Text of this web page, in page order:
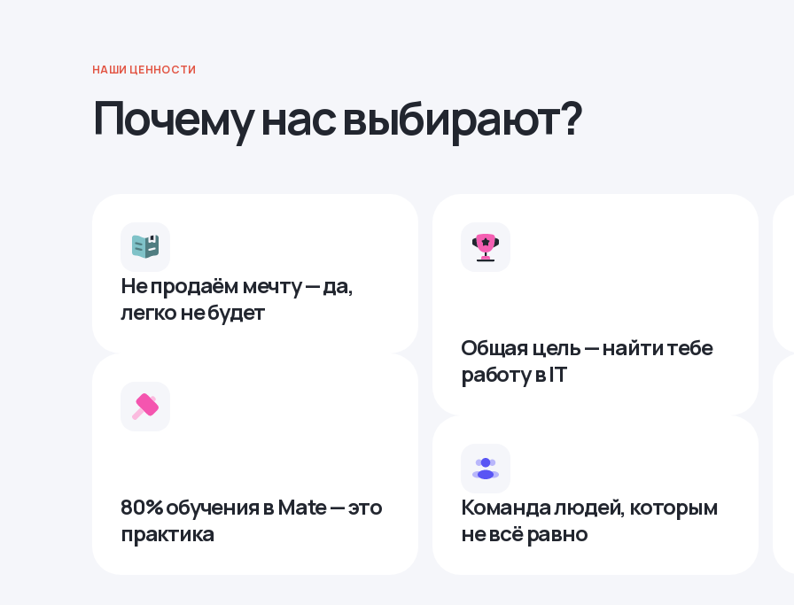
НАШИ ЦЕННОСТИ
Почему нас выбирают?
Не продаём мечту — да,
легко не будет
80% обучения в Mate — это
практика
Общая цель — найти тебе
работу в IТ
Команда людей, которым
не всё равно